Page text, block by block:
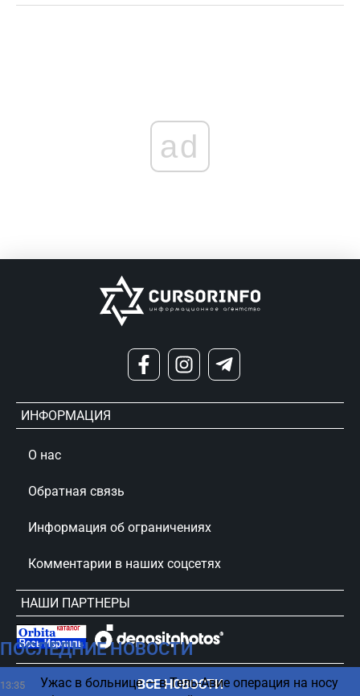
ПОСЛЕДНИЕ НОВОСТИ
13:35
Ужас в больнице — в Тель-Авие операция на носу
ВСЕ НОВОСТИ
ad
ИНФОРМАЦИЯ
О нас
Обратная связь
Информация об ограничениях
Комментарии в наших соцсетях
НАШИ ПАРТНЕРЫ
сursorinfo.co.il © Все права защищены